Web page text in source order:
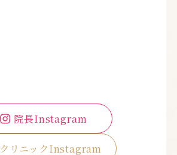
院長Instagram
クリニックInstagram